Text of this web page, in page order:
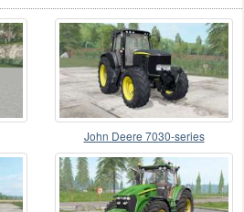
John Deere 7030-series